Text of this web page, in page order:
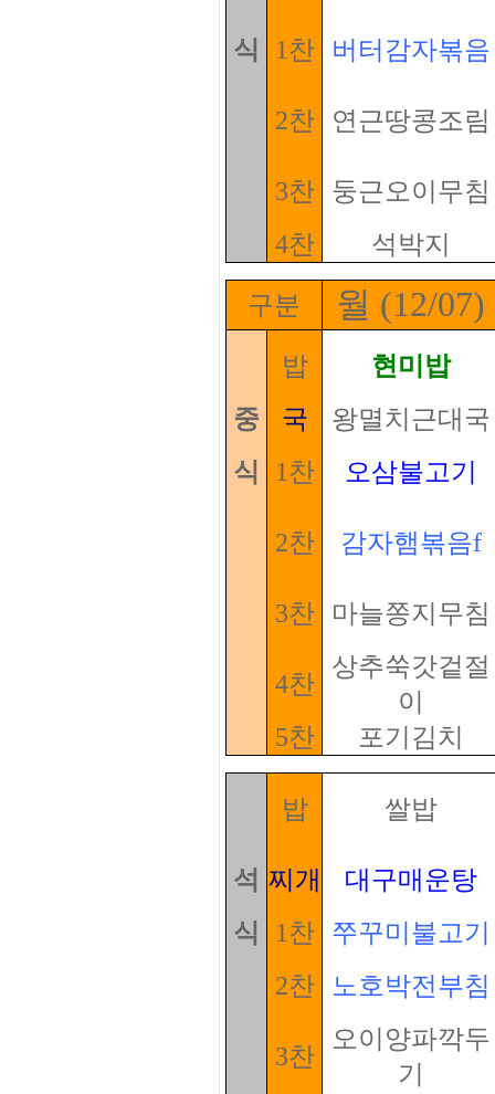
식 1찬 버터감자볶음
2찬 연근땅콩조림
3찬
둥근오이무침
4찬
석박지
구분 월 (12/07)
밥
현미밥
중
국
왕멸치근대국
식
1찬 오삼불고기
2찬 감자햄볶음f
3찬 마늘쫑지무침
4찬
상추쑥갓겉절
이
5찬
포기김치
밥 쌀밥
석 찌개
대구매운탕
식
1찬
쭈꾸미불고기
2찬
노호박전부침
3찬
오이양파깍두
기